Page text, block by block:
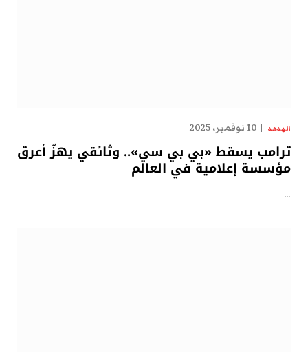
الهدهد 10 نوفمبر، 2025
ترامب يسقط «بي بي سي».. وثائقي يهزّ أعرق
مؤسسة إعلامية في العالم
…